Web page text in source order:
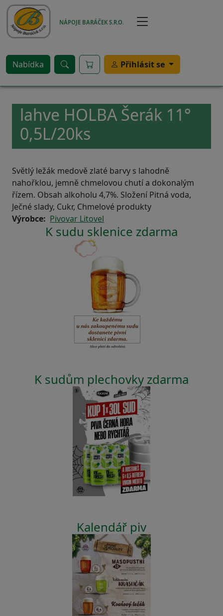
Přejít k hlavnímu obsahu
NÁPOJE BARÁČEK S.R.O.
Nabídka Přihlásit se
lahve HOLBA Šerák 11°
0,5L/20ks
Světlý ležák medově zlaté barvy s lahodně
nahořklou, jemně chmelovou chutí a dokonalým
řízem. Obsah alkoholu 4,7%. Složení Pitná voda,
Ječné slady, Cukr, Chmelové produkty
Výrobce
Pivovar Litovel
K sudu sklenice zdarma
K sudům plechovky zdarma
Kalendář piv